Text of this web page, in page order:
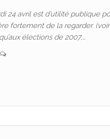
24 avril est d’utilité publique
fortement de la regarder.
élections de 2007,…